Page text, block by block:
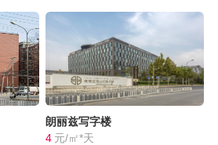
朗丽兹写字楼
4 元/㎡*天